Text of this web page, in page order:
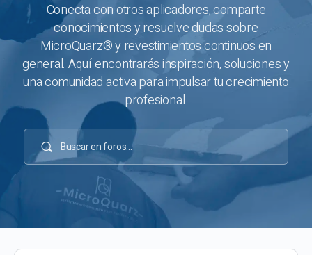
Conecta con otros aplicadores, comparte
conocimientos y resuelve dudas sobre
MicroQuarz® y revestimientos continuos en
general. Aquí encontrarás inspiración, soluciones y
una comunidad activa para impulsar tu crecimiento
profesional.